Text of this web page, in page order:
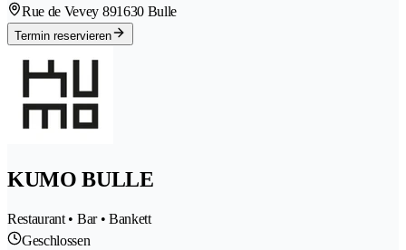
Rue de Vevey 891630 Bulle
Termin reservieren
KUMO BULLE
Restaurant • Bar • Bankett
Geschlossen